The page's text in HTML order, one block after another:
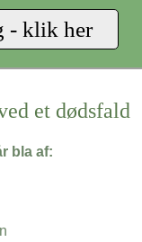
et dødsfald
bla af: